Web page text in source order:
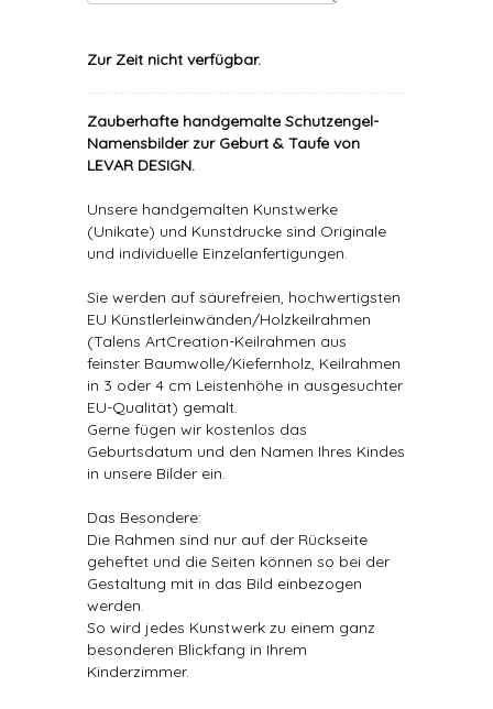
Zur Zeit nicht verfügbar.
Zauberhafte handgemalte Schutzengel-
Namensbilder zur Geburt & Taufe von
LEVAR DESIGN.
Unsere handgemalten Kunstwerke
(Unikate) und Kunstdrucke sind Originale
und individuelle Einzelanfertigungen.
Sie werden auf säurefreien, hochwertigsten
EU Künstlerleinwänden/Holzkeilrahmen
(Talens ArtCreation-Keilrahmen aus
feinster Baumwolle/Kiefernholz, Keilrahmen
in 3 oder 4 cm Leistenhöhe in ausgesuchter
EU-Qualität) gemalt.
Gerne fügen wir kostenlos das
Geburtsdatum und den Namen Ihres Kindes
in unsere Bilder ein.
Das Besondere:
Die Rahmen sind nur auf der Rückseite
geheftet und die Seiten können so bei der
Gestaltung mit in das Bild einbezogen
werden.
So wird jedes Kunstwerk zu einem ganz
besonderen Blickfang in Ihrem
Kinderzimmer.